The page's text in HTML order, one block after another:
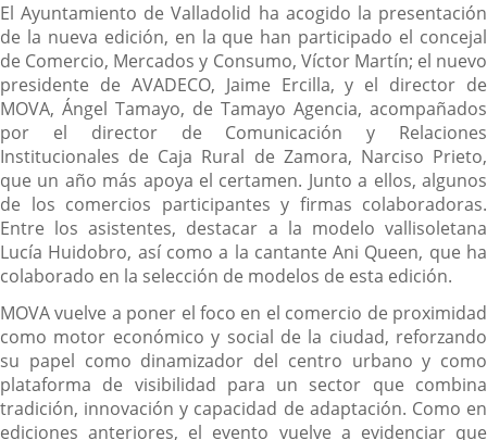
El Ayuntamiento de Valladolid ha acogido la presentación
de la nueva edición, en la que han participado el concejal
de Comercio, Mercados y Consumo, Víctor Martín; el nuevo
presidente de AVADECO, Jaime Ercilla, y el director de
MOVA, Ángel Tamayo, de Tamayo Agencia, acompañados
por el director de Comunicación y Relaciones
Institucionales de Caja Rural de Zamora, Narciso Prieto,
que un año más apoya el certamen. Junto a ellos, algunos
de los comercios participantes y firmas colaboradoras.
Entre los asistentes, destacar a la modelo vallisoletana
Lucía Huidobro, así como a la cantante Ani Queen, que ha
colaborado en la selección de modelos de esta edición.
MOVA vuelve a poner el foco en el comercio de proximidad
como motor económico y social de la ciudad, reforzando
su papel como dinamizador del centro urbano y como
plataforma de visibilidad para un sector que combina
tradición, innovación y capacidad de adaptación. Como en
ediciones anteriores, el evento vuelve a evidenciar que